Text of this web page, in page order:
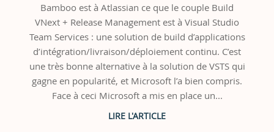
Bamboo est à Atlassian ce que le couple Build
VNext + Release Management est à Visual Studio
Team Services : une solution de build d’applications
d’intégration/livraison/déploiement continu. C’est
une très bonne alternative à la solution de VSTS qui
gagne en popularité, et Microsoft l’a bien compris.
Face à ceci Microsoft a mis en place un...